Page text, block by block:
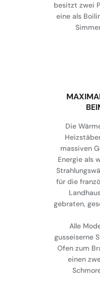
besitzt zwei
eine als
Die
massiven
Energie als
für die
gebraten,
Alle
gusseiserne
Ofen zum
einen